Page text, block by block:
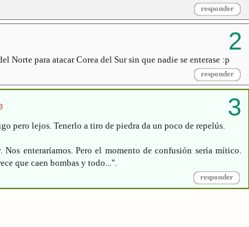
responder
Norte para atacar Corea del Sur sin que nadie se enterase :p
responder
pero lejos. Tenerlo a tiro de piedra da un poco de repelús.
enteraríamos. Pero el momento de confusión sería mítico.
que caen bombas y todo...".
responder